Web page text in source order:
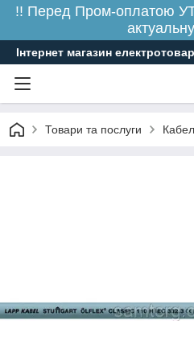
!! Перед Пром-оплатою
Інтернет магазин
Товари та послуги